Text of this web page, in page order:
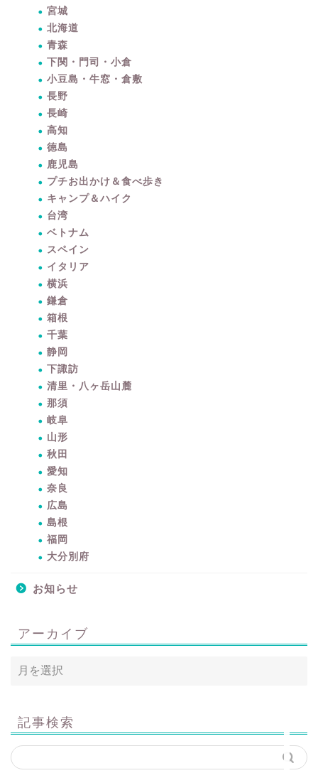
宮城
北海道
青森
下関・門司・小倉
小豆島・牛窓・倉敷
長野
長崎
高知
徳島
鹿児島
プチお出かけ＆食べ歩き
キャンプ＆ハイク
台湾
ベトナム
スペイン
イタリア
横浜
鎌倉
箱根
千葉
静岡
下諏訪
清里・八ヶ岳山麓
那須
岐阜
山形
秋田
愛知
奈良
広島
島根
福岡
大分別府
お知らせ
アーカイブ
記事検索
ール集」を見る